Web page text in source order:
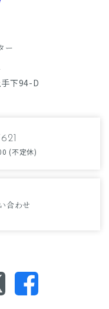
ー
下94-D
(不定休)
合わせ